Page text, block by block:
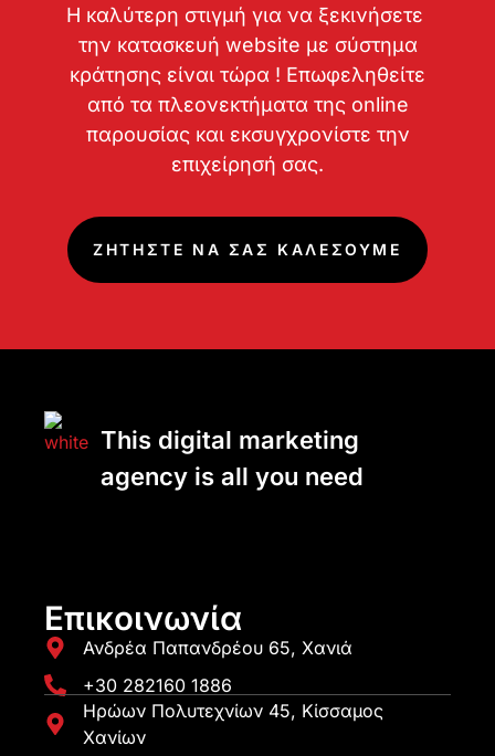
Η καλύτερη στιγμή για να ξεκινήσετε
την κατασκευή website με σύστημα
κράτησης είναι τώρα ! Επωφεληθείτε
από τα πλεονεκτήματα της online
παρουσίας και εκσυγχρονίστε την
επιχείρησή σας.
ΖΗΤΗΣΤΕ ΝΑ ΣΑΣ ΚΑΛΕΣΟΥΜΕ
This digital marketing
agency is all you need
Επικοινωνία
Ανδρέα Παπανδρέου 65, Χανιά
+30 282160 1886
Ηρώων Πολυτεχνίων 45, Κίσσαμος
Χανίων